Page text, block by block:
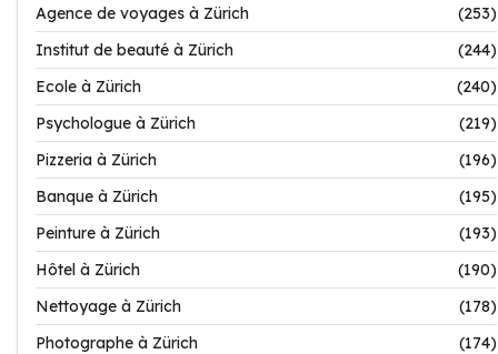
Agence de voyages à Zürich
(253)
Institut de beauté à Zürich
(244)
Ecole à Zürich
(240)
Psychologue à Zürich
(219)
Pizzeria à Zürich
(196)
Banque à Zürich
(195)
Peinture à Zürich
(193)
Hôtel à Zürich
(190)
Nettoyage à Zürich
(178)
Photographe à Zürich
(174)